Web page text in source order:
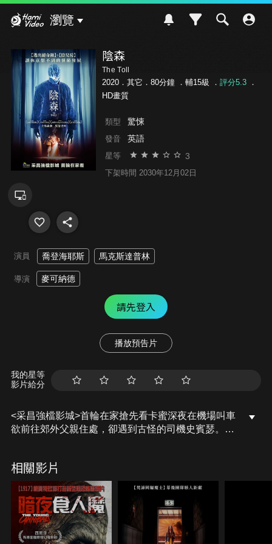
瀏覽
陰森
The Toll
2020．其它．80分鐘 ． 輔15級 ． 評分5.3．
HD畫質
類型 驚悚
發音 英語
星等 3
下架時間 2030年12月02日
演員 喬登海耶斯 馬克斯達普林
導演 麥可納德
請先登入
播放預告片
我的星等
影片給分
<采昌強檔影城>首輪在家搶先看卡蜜深夜在機場叫車
欲前往郊外父親住處，卻遇到古怪的司機史賓瑟。汽
有某種不明的超自然力量，如果要離開此地，其中一
人必須死。
相關影片